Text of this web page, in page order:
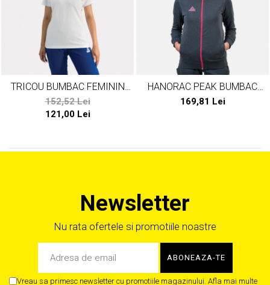
TRICOU BUMBAC FEMININ
TEAMROMANIA PARIS24
152,52 Lei
121,00 Lei
HANORAC PEAK BUMBAC
DAMA GRI/ROZ
169,81 Lei
Newsletter
Nu rata ofertele si promotiile noastre
Vreau sa primesc newsletter cu promotiile magazinului. Afla mai multe